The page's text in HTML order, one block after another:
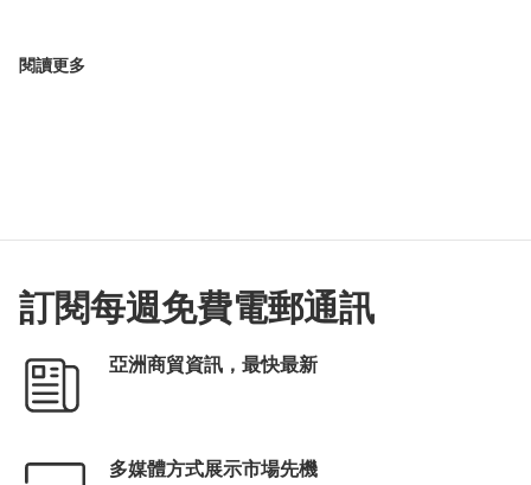
閱讀更多
訂閱每週免費電郵通訊
亞洲商貿資訊，最快最新
多媒體方式展示市場先機